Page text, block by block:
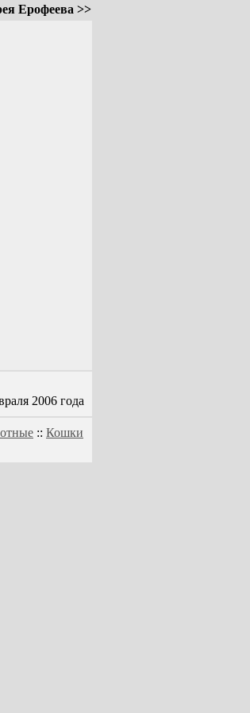
Ерофеева >>
2006 года
:: Кошки